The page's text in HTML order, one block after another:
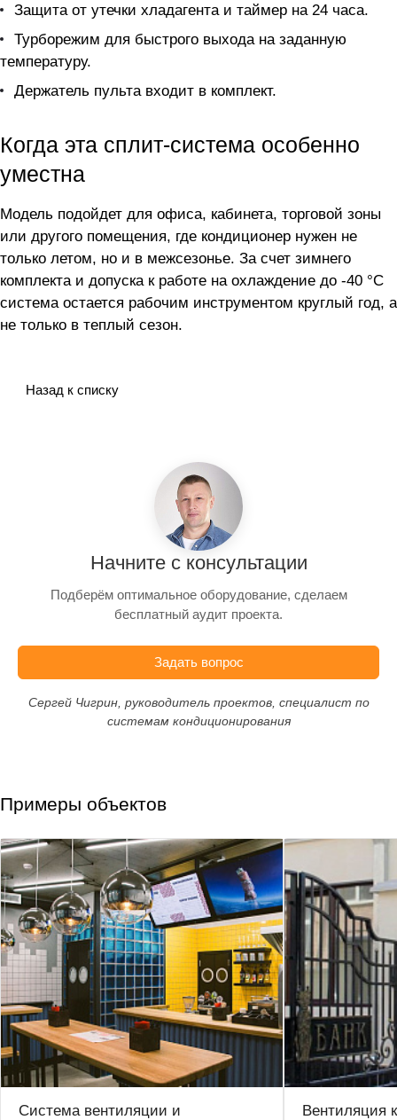
Защита от утечки хладагента и таймер на 24 часа.
Турборежим для быстрого выхода на заданную
температуру.
Держатель пульта входит в комплект.
Когда эта сплит-система особенно
уместна
Модель подойдет для офиса, кабинета, торговой зоны
или другого помещения, где кондиционер нужен не
только летом, но и в межсезонье. За счет зимнего
комплекта и допуска к работе на охлаждение до -40 °C
система остается рабочим инструментом круглый год, а
не только в теплый сезон.
Назад к списку
Начните с консультации
Подберём оптимальное оборудование, сделаем
бесплатный аудит проекта.
Задать вопрос
Сергей Чигрин, руководитель проектов, специалист по
системам кондиционирования
Примеры объектов
Система вентиляции и
Вентиляция